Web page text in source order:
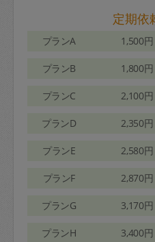
定期依
プランA 1,500円
プランB 1,800円
プランC 2,100円
プランD 2,350円
プランE 2,580円
プランF 2,870円
プランG 3,170円
プランH 3,400円